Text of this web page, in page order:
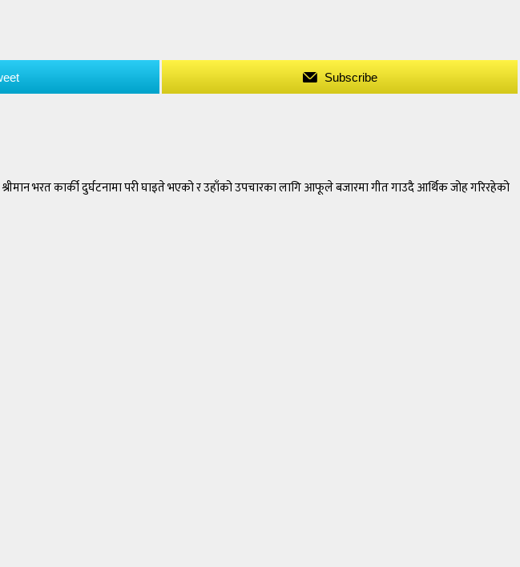
Subscribe
भरत कार्की दुर्घटनामा परी घाइते भएको र उहाँको उपचारका लागि आफूले बजारमा गीत गाउदै आर्थिक जोह गरिरहेको